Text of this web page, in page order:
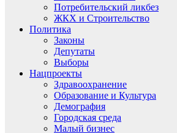
Потребительский ликбез
ЖКХ и Строительство
Политика
Законы
Депутаты
Выборы
Нацпроекты
Здравоохранение
Образование и Культура
Демография
Городская среда
Малый бизнес